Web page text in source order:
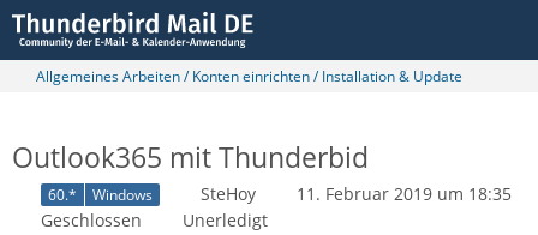
Allgemeines Arbeiten / Konten einrichten / Installation & Update
Outlook365 mit Thunderbid
60.* Windows SteHoy
11. Februar 2019 um 18:35
Geschlossen
Unerledigt